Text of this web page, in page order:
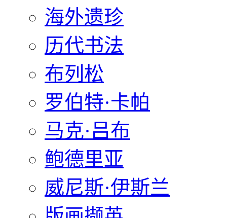
海外遗珍
历代书法
布列松
罗伯特·卡帕
马克·吕布
鲍德里亚
威尼斯·伊斯兰